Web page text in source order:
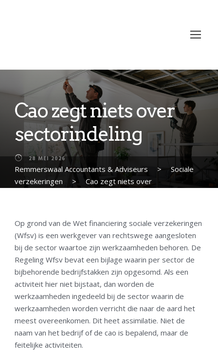
Cao zegt niets over
sectorindeling
28 MEI 2026
Remmerswaal Accountants & Adviseurs >
Sociale
verzekeringen
>
Cao zegt niets over
Op grond van de Wet financiering sociale verzekeringen
(Wfsv) is een werkgever van rechtswege aangesloten
bij de sector waartoe zijn werkzaamheden behoren. De
Regeling Wfsv bevat een bijlage waarin per sector de
bijbehorende bedrijfstakken zijn opgesomd. Als een
activiteit hier niet bijstaat, dan worden de
werkzaamheden ingedeeld bij de sector waarin de
werkzaamheden worden verricht die naar de aard het
meest overeenkomen. Dit heet assimilatie. Niet de
naam van het bedrijf of de cao is bepalend, maar de
feitelijke activiteiten.